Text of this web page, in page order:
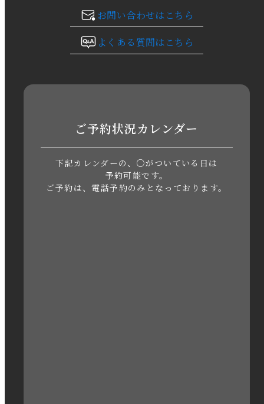
2023年10月
2023年8月
2023年5月
お問い合わせはこちら
よくある質問はこちら
ご予約状況カレンダー
下記カレンダーの、○がついている日は
予約可能です。
ご予約は、電話予約のみとなっております。